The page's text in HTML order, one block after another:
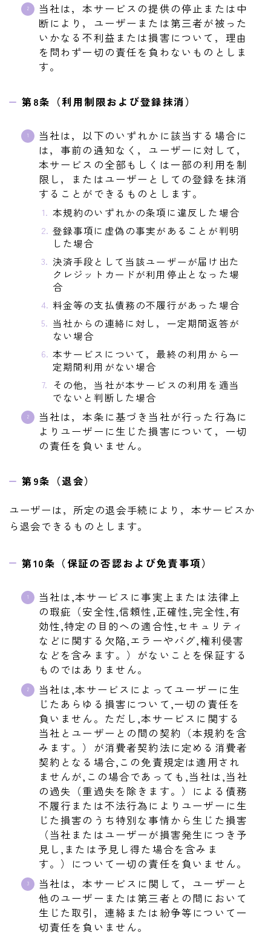
当社は，本サービスの提供の停止または中
断により，ユーザーまたは第三者が被った
いかなる不利益または損害について，理由
を問わず一切の責任を負わないものとしま
す。
第8条（利用制限および登録抹消）
当社は，以下のいずれかに該当する場合に
は，事前の通知なく，ユーザーに対して，
本サービスの全部もしくは一部の利用を制
限し，またはユーザーとしての登録を抹消
することができるものとします。
本規約のいずれかの条項に違反した場合
登録事項に虚偽の事実があることが判明
した場合
決済手段として当該ユーザーが届け出た
クレジットカードが利用停止となった場
合
料金等の支払債務の不履行があった場合
当社からの連絡に対し，一定期間返答が
ない場合
本サービスについて，最終の利用から一
定期間利用がない場合
その他，当社が本サービスの利用を適当
でないと判断した場合
当社は，本条に基づき当社が行った行為に
よりユーザーに生じた損害について，一切
の責任を負いません。
第9条（退会）
ユーザーは，所定の退会手続により，本サービスか
ら退会できるものとします。
第10条（保証の否認および免責事項）
当社は,本サービスに事実上または法律上
の瑕疵（安全性,信頼性,正確性,完全性,有
効性,特定の目的への適合性,セキュリティ
などに関する欠陥,エラーやバグ,権利侵害
などを含みます。）がないことを保証する
ものではありません。
当社は,本サービスによってユーザーに生
じたあらゆる損害について,一切の責任を
負いません。ただし,本サービスに関する
当社とユーザーとの間の契約（本規約を含
みます。）が消費者契約法に定める消費者
契約となる場合,この免責規定は適用され
ませんが,この場合であっても,当社は,当社
の過失（重過失を除きます。）による債務
不履行または不法行為によりユーザーに生
じた損害のうち特別な事情から生じた損害
（当社またはユーザーが損害発生につき予
見し,または予見し得た場合を含みま
す。）について一切の責任を負いません。
当社は，本サービスに関して，ユーザーと
他のユーザーまたは第三者との間において
生じた取引，連絡または紛争等について一
切責任を負いません。